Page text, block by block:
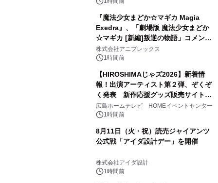
『魔法少女まどか☆マギカ Magia
Exedra』、「劇場版 魔法少女まどか
☆マギカ [新編]叛逆の物語」コメンタ
リー版配信記念で毎日10連無料プレゼ
ント！8月13日(木)20時〜緊急生放送
株式会社アニプレックス
1時間前
【HIROSHIMAじゃズ2026】新着情
報！出演アーティスト第２弾、ぞくぞ
く発表 新作応援グッズ販売サイトも
同時オープンします！
広島ホームテレビ HOMEイベントセンター
1時間前
8月11日（火・祝）読売ジャイアンツ
公式戦「アイダ設計デー」を開催
株式会社アイダ設計
1時間前